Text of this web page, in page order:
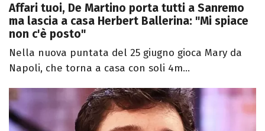
Affari tuoi, De Martino porta tutti a Sanremo
ma lascia a casa Herbert Ballerina: "Mi spiace
non c'è posto"
Nella nuova puntata del 25 giugno gioca Mary da
Napoli, che torna a casa con soli 4m...